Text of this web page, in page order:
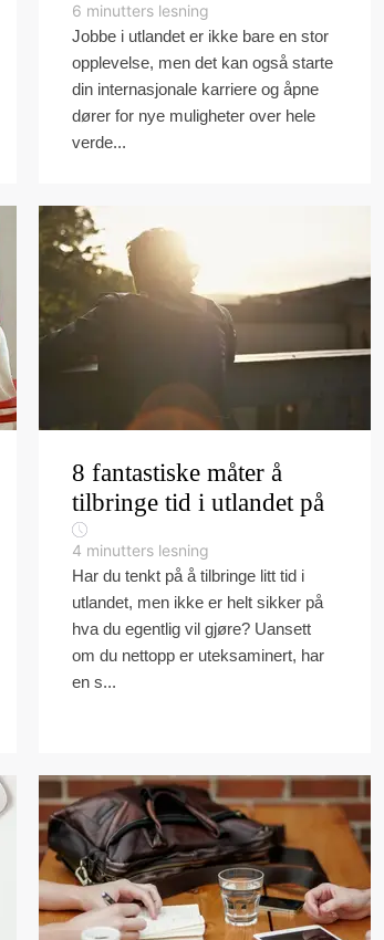
6 minutters lesning
Jobbe i utlandet er ikke bare en stor
opplevelse, men det kan også starte
din internasjonale karriere og åpne
dører for nye muligheter over hele
verde...
8 fantastiske måter å
tilbringe tid i utlandet på
4 minutters lesning
Har du tenkt på å tilbringe litt tid i
utlandet, men ikke er helt sikker på
hva du egentlig vil gjøre? Uansett
om du nettopp er uteksaminert, har
en s...